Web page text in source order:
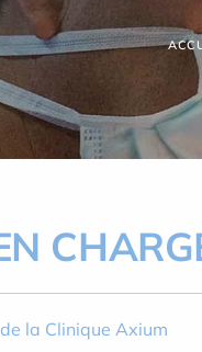
la Clinique Axium